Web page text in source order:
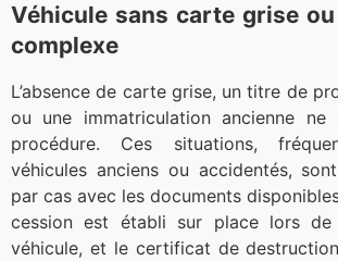
Véhicule sans carte grise
complexe
L’absence de carte grise, un titre de
ou une immatriculation ancienne
procédure. Ces situations,
véhicules anciens ou accidentés,
par cas avec les documents
cession est établi sur place lors de
véhicule, et le certificat de